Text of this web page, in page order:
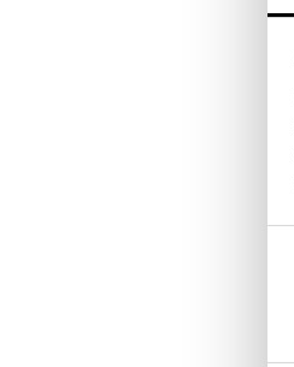
reiskoffer 69 cm